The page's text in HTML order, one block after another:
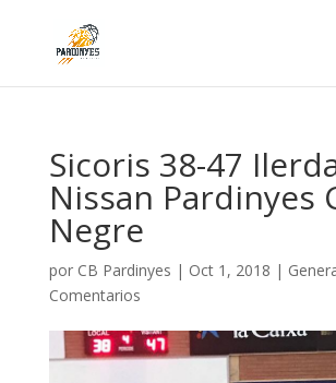
Sicoris 38-47
Nissan Pardinyes
Negre
por CB Pardinyes | Oct 1, 2018 |
Comentarios